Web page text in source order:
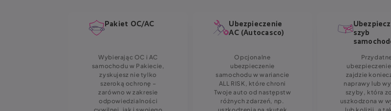
Pakiet OC/AC
Wybierając OC i AC
samochodu w Pakiecie,
zyskujesz nie tylko
szeroką ochronę –
zarówno w zakresie
odpowiedzialności
Ubezpieczenie
AC (Autocasco)
Opcjonalne
ubezpieczenie
samochodu w wariancie
ALL RISK, które chroni
Twoje auto od następstw
różnych zdarzeń, np.
szyb
zajdzie
naprawy lub
szyby, która
uszkodzona w